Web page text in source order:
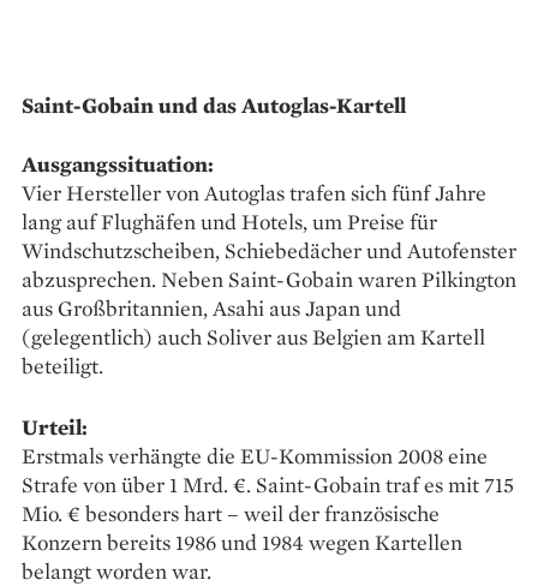
Saint-Gobain und das Autoglas-Kartell
Ausgangssituation:
Vier Hersteller von Autoglas trafen sich fünf Jahre
lang auf Flughäfen und Hotels, um Preise für
Windschutzscheiben, Schiebedächer und Autofenster
abzusprechen. Neben Saint-Gobain waren Pilkington
aus Großbritannien, Asahi aus Japan und
(gelegentlich) auch Soliver aus Belgien am Kartell
beteiligt.
Urteil:
Erstmals verhängte die EU-Kommission 2008 eine
Strafe von über 1 Mrd. €. Saint-Gobain traf es mit 715
Mio. € besonders hart – weil der französische
Konzern bereits 1986 und 1984 wegen Kartellen
belangt worden war.